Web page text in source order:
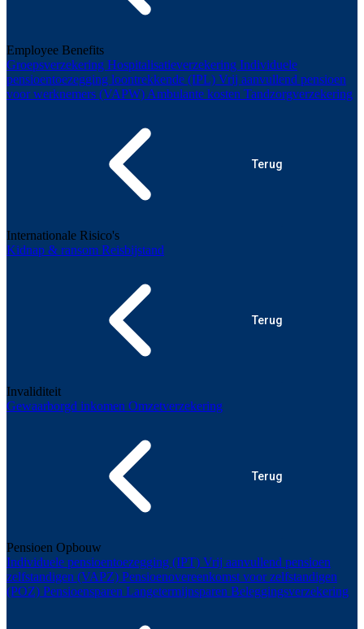
Employee Benefits
Groepsverzekering Hospitalisatieverzekering Individuele
pensioentoezegging loontrekkende (IPL) Vrij aanvullend pensioen
voor werknemers (VAPW) Ambulante kosten Tandzorgverzekering
Terug
Internationale Risico's
Kidnap & ransom Reisbijstand
Terug
Invaliditeit
Gewaarborgd inkomen Omzetverzekering
Terug
Pensioen Opbouw
Individuele pensioentoezegging (IPT) Vrij aanvullend pensioen
zelfstandigen (VAPZ) Pensioenovereenkomst voor zelfstandigen
(POZ) Pensioensparen Langetermijnsparen Beleggingsverzekering